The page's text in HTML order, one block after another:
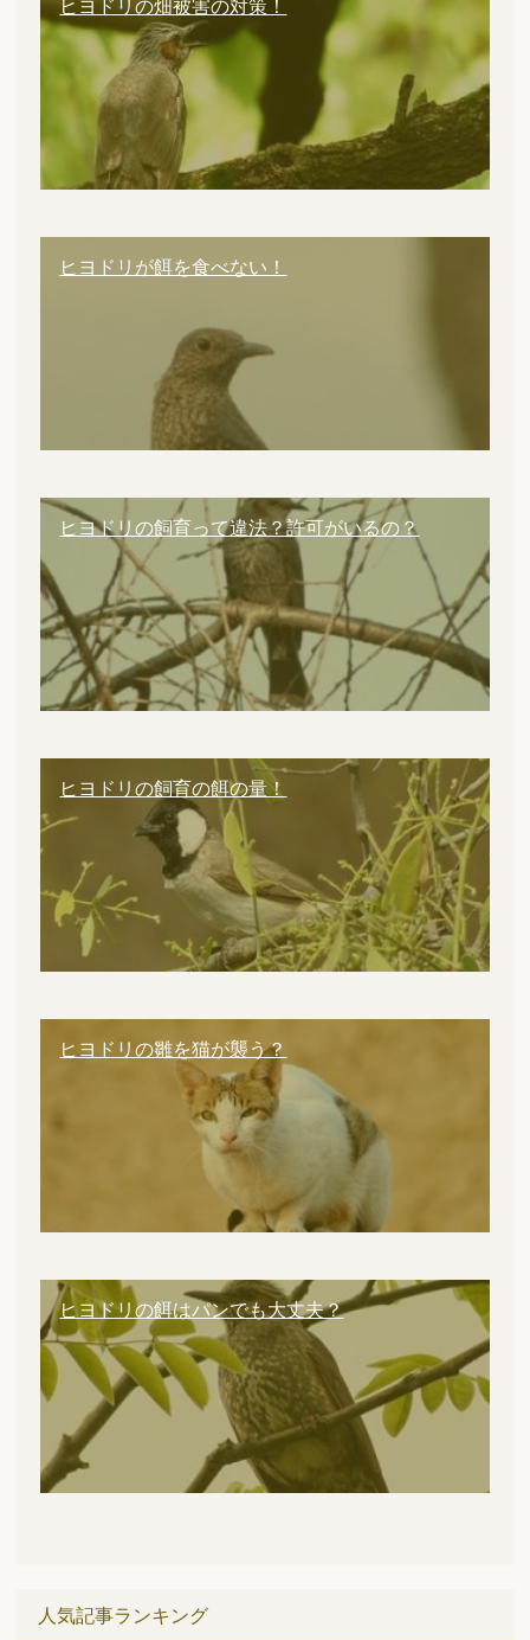
ヒヨドリの畑被害の対策！
ヒヨドリが餌を食べない！
ヒヨドリの飼育って違法？許可がいるの？
ヒヨドリの飼育の餌の量！
ヒヨドリの雛を猫が襲う？
ヒヨドリの餌はパンでも大丈夫？
人気記事ランキング